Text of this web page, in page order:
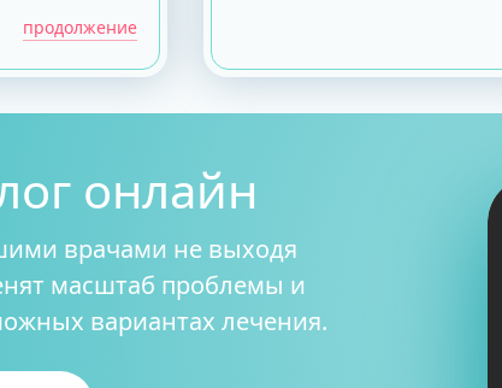
продолжение
онлайн
врачами не выходя
масштаб проблемы и
вариантах лечения.